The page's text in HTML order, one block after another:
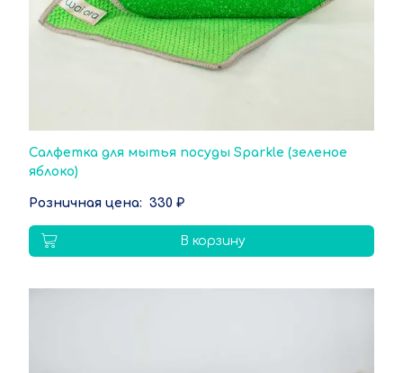
Салфетка для мытья посуды Sparkle (зеленое
яблоко)
330 ₽
В корзину